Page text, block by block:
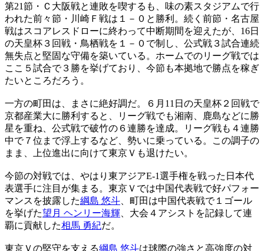
第21節・Ｃ大阪戦と連敗を喫するも、味の素スタジアムで行
われた前々節・川崎Ｆ戦は１－０と勝利。続く前節・名古屋
戦はスコアレスドローに終わって中断期間を迎えたが、16日
の天皇杯３回戦・鳥栖戦を１－０で制し、公式戦３試合連続
無失点と堅固な守備を築いている。ホームでのリーグ戦では
ここ５試合で３勝を挙げており、今節も本拠地で勝点を稼ぎ
たいところだろう。
一方の町田は、まさに絶好調だ。６月11日の天皇杯２回戦で
京都産業大に勝利すると、リーグ戦でも湘南、鹿島などに勝
星を重ね、公式戦で破竹の６連勝を達成。リーグ戦も４連勝
中で７位まで浮上するなど、勢いに乗っている。この調子の
まま、上位進出に向けて東京Ｖも退けたい。
今節の対戦では、やはり東アジアE-1選手権を戦った日本代
表選手に注目が集まる。東京Ｖでは中国代表戦で好パフォー
マンスを披露した綱島 悠斗 、町田は中国代表戦で１ゴール
を挙げた望月 ヘンリー海輝 、大会４アシストを記録して連
覇に貢献した相馬 勇紀だ。
東京Ｖの堅守を支える綱島 悠斗は球際の強さと高強度の対